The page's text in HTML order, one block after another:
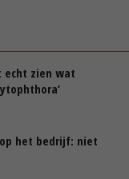
echt zien wat
het bedrijf: niet